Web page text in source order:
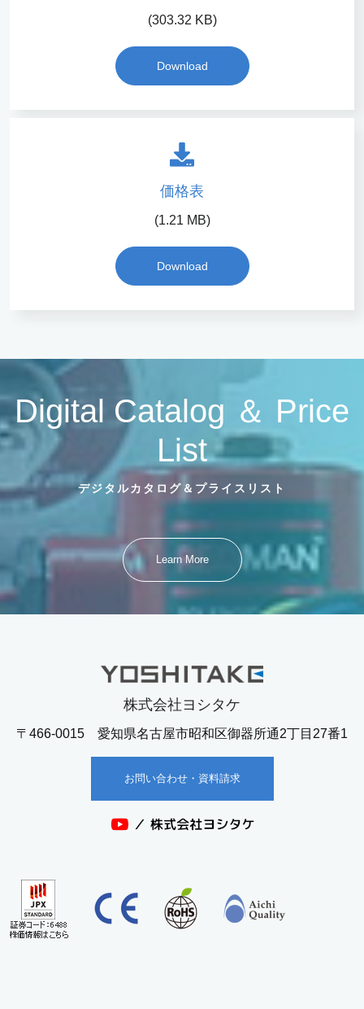
(303.32 KB)
Download
価格表
(1.21 MB)
Download
Digital Catalog ＆ Price
List
デジタルカタログ＆プライスリスト
Learn More
株式会社ヨシタケ
〒466-0015 愛知県名古屋市昭和区御器所通2丁目27番1
お問い合わせ・資料請求